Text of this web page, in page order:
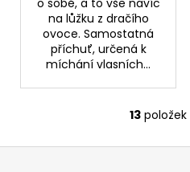
na lůžku z dračího
ovoce. Samostatná
příchuť, určená k
míchání vlasních...
v
13položek
Z